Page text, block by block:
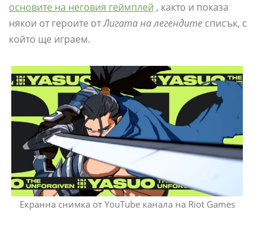
основите на неговия геймплей , както и показа
някои от героите отЛигата на легендите списък, с
който ще играем.
Екранна снимка от YouTube канала на Riot Games